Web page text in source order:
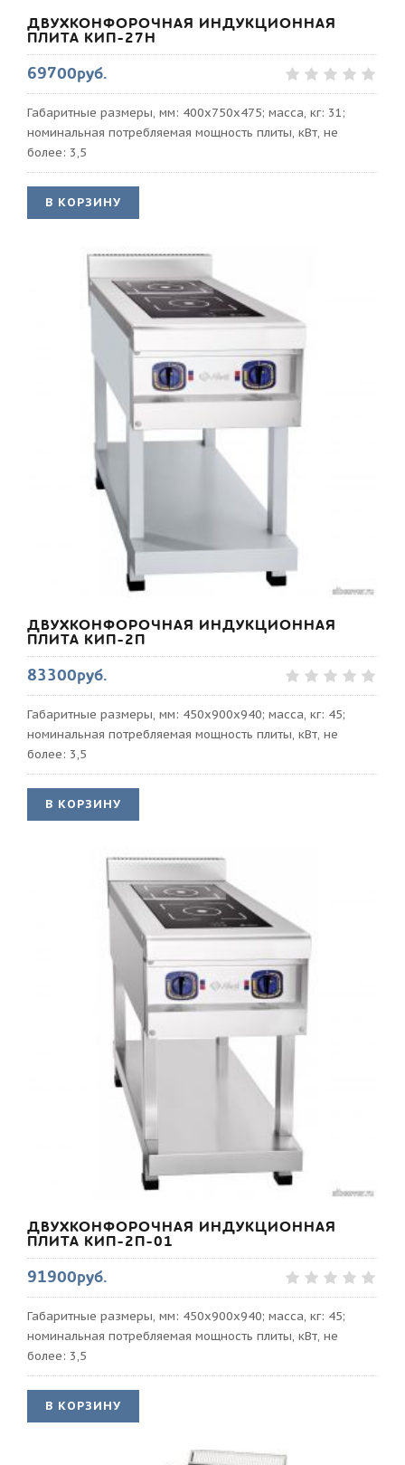
ДВУХКОНФОРОЧНАЯ ИНДУКЦИОННАЯ
ПЛИТА КИП-27Н
69700руб.
Габаритные размеры, мм: 400х750х475; масса, кг: 31;
номинальная потребляемая мощность плиты, кВт, не
более: 3,5
В КОРЗИНУ
ДВУХКОНФОРОЧНАЯ ИНДУКЦИОННАЯ
ПЛИТА КИП-2П
83300руб.
Габаритные размеры, мм: 450х900х940; масса, кг: 45;
номинальная потребляемая мощность плиты, кВт, не
более: 3,5
В КОРЗИНУ
ДВУХКОНФОРОЧНАЯ ИНДУКЦИОННАЯ
ПЛИТА КИП-2П-01
91900руб.
Габаритные размеры, мм: 450х900х940; масса, кг: 45;
номинальная потребляемая мощность плиты, кВт, не
более: 3,5
В КОРЗИНУ